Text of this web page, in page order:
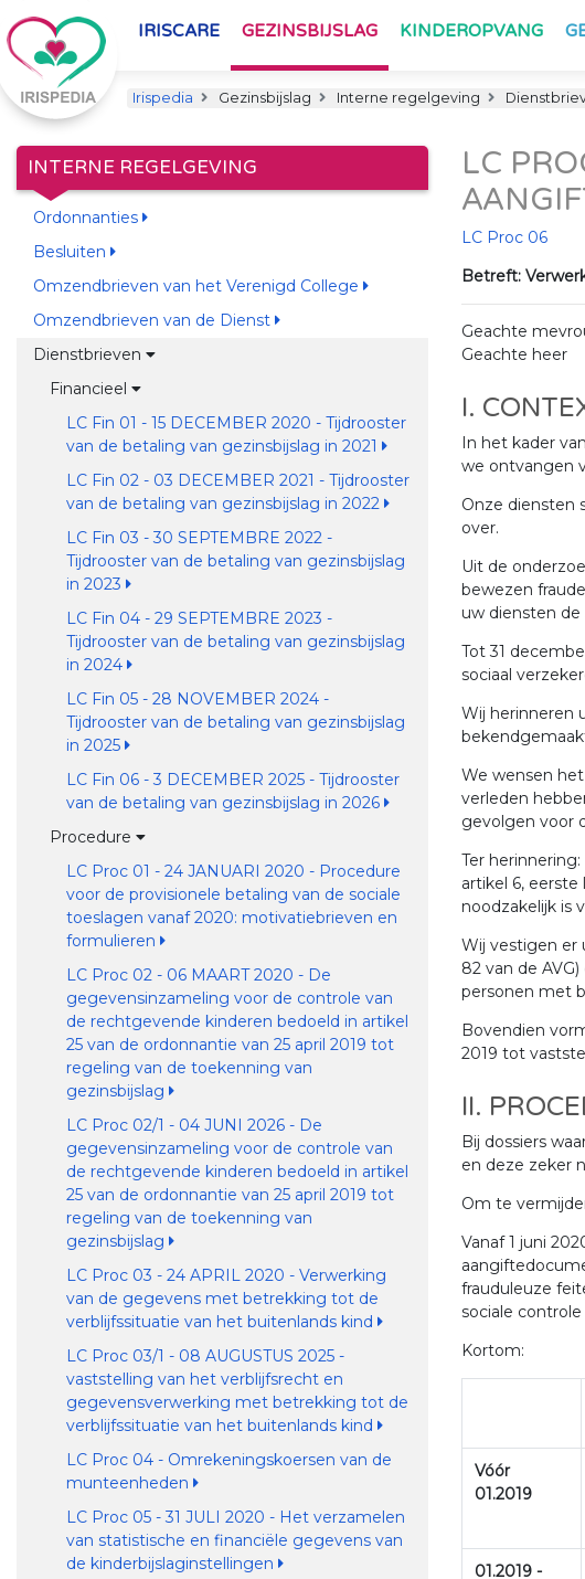
IRISCARE GEZINSBIJSLAG KINDEROPVANG
Irispedia Gezinsbijslag Interne regelgeving
INTERNE REGELGEVING
Ordonnanties
Besluiten
Omzendbrieven van het Verenigd College
Omzendbrieven van de Dienst
Dienstbrieven
Financieel
LC Fin 01 - 15 DECEMBER 2020 - Tijdrooster
van de betaling van gezinsbijslag in 2021
LC Fin 02 - 03 DECEMBER 2021 - Tijdrooster
van de betaling van gezinsbijslag in 2022
LC Fin 03 - 30 SEPTEMBRE 2022 -
Tijdrooster van de betaling van gezinsbijslag
in 2023
LC Fin 04 - 29 SEPTEMBRE 2023 -
Tijdrooster van de betaling van gezinsbijslag
in 2024
LC Fin 05 - 28 NOVEMBER 2024 -
Tijdrooster van de betaling van gezinsbijslag
in 2025
LC Fin 06 - 3 DECEMBER 2025 - Tijdrooster
van de betaling van gezinsbijslag in 2026
Procedure
LC Proc 01 - 24 JANUARI 2020 - Procedure
voor de provisionele betaling van de sociale
toeslagen vanaf 2020: motivatiebrieven en
formulieren
LC Proc 02 - 06 MAART 2020 - De
gegevensinzameling voor de controle van
de rechtgevende kinderen bedoeld in artikel
25 van de ordonnantie van 25 april 2019 tot
regeling van de toekenning van
gezinsbijslag
LC Proc 02/1 - 04 JUNI 2026 - De
gegevensinzameling voor de controle van
de rechtgevende kinderen bedoeld in artikel
25 van de ordonnantie van 25 april 2019 tot
regeling van de toekenning van
gezinsbijslag
LC Proc 03 - 24 APRIL 2020 - Verwerking
van de gegevens met betrekking tot de
verblijfssituatie van het buitenlands kind
LC Proc 03/1 - 08 AUGUSTUS 2025 -
vaststelling van het verblijfsrecht en
gegevensverwerking met betrekking tot de
verblijfssituatie van het buitenlands kind
LC Proc 04 - Omrekeningskoersen van de
munteenheden
LC Proc 05 - 31 JULI 2020 - Het verzamelen
van statistische en financiële gegevens van
de kinderbijslaginstellingen
LC
LC Proc 06
Betreft:
Geachte
Geachte heer
I.
In het kader
we ontvangen
Onze diensten
over.
Uit de
bewezen
uw diensten de
Tot 31
sociaal
Wij herinneren
We wensen
verleden
gevolgen voor
Ter
artikel 6, eerste
noodzakelijk is
Wij vestigen er
82 van de
personen met
Bovendien
2019 tot
II.
Bij dossiers
en deze zeker
Om te
Vanaf 1 juni
frauduleuze
sociale
Kortom:
Vóór
01.2019
01.2019 -